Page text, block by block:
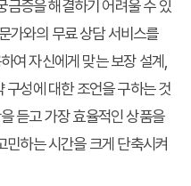
금증을 해결하기 어려울 수 있
가와의 무료 상담 서비스를
여 자신에게 맞는 보장 설계,
구성에 대한 조언을 구하는 것
듣고 가장 효율적인 상품을
하는 시간을 크게 단축시켜